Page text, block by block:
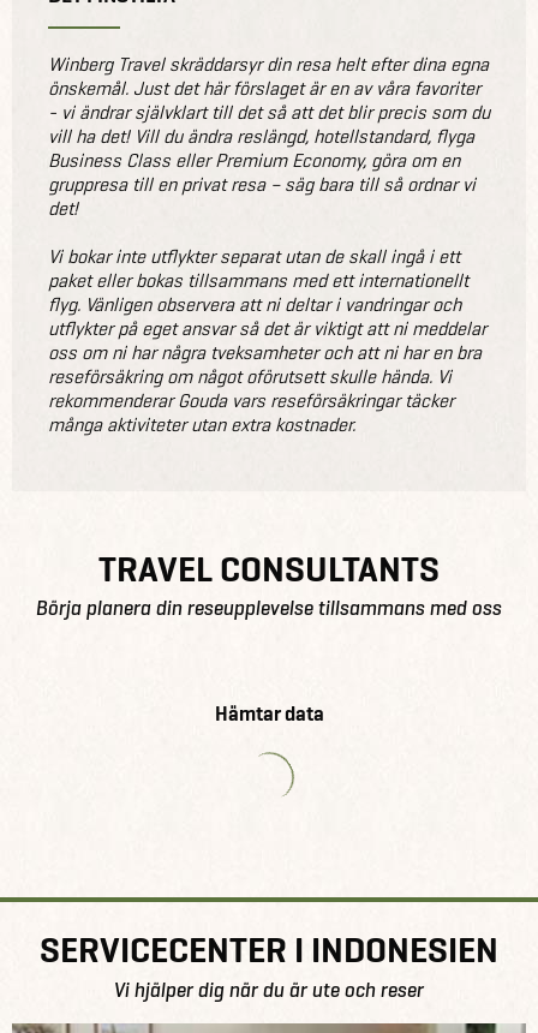
Winberg Travel skräddarsyr din resa helt efter dina egna
önskemål. Just det här förslaget är en av våra favoriter
- vi ändrar självklart till det så att det blir precis som du
vill ha det! Vill du ändra reslängd, hotellstandard, flyga
Business Class eller Premium Economy, göra om en
gruppresa till en privat resa – säg bara till så ordnar vi
det!
Vi bokar inte utflykter separat utan de skall ingå i ett
paket eller bokas tillsammans med ett internationellt
flyg. Vänligen observera att ni deltar i vandringar och
utflykter på eget ansvar så det är viktigt att ni meddelar
oss om ni har några tveksamheter och att ni har en bra
reseförsäkring om något oförutsett skulle hända. Vi
rekommenderar Gouda vars reseförsäkringar täcker
många aktiviteter utan extra kostnader.
TRAVEL CONSULTANTS
Börja planera din reseupplevelse tillsammans med oss
Hämtar data
SERVICECENTER I INDONESIEN
Vi hjälper dig när du är ute och reser